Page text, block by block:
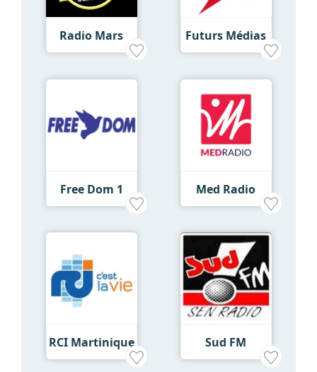
Radio Mars Futurs Médias
Free Dom 1 Med Radio
RCI Martinique Sud FM